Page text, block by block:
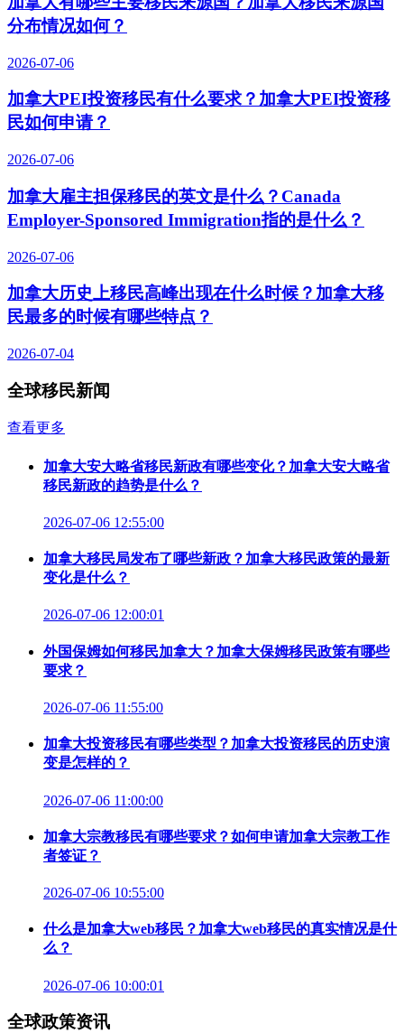
分布情况如何？
2026-07-06
加拿大PEI投资移民有什么要求？加拿大PEI投资移
民如何申请？
2026-07-06
加拿大雇主担保移民的英文是什么？Canada
Employer-Sponsored Immigration指的是什么？
2026-07-06
加拿大历史上移民高峰出现在什么时候？加拿大移
民最多的时候有哪些特点？
2026-07-04
全球移民新闻
查看更多
加拿大安大略省移民新政有哪些变化？加拿大安大略省
移民新政的趋势是什么？
2026-07-06 12:55:00
加拿大移民局发布了哪些新政？加拿大移民政策的最新
变化是什么？
2026-07-06 12:00:01
外国保姆如何移民加拿大？加拿大保姆移民政策有哪些
要求？
2026-07-06 11:55:00
加拿大投资移民有哪些类型？加拿大投资移民的历史演
变是怎样的？
2026-07-06 11:00:00
加拿大宗教移民有哪些要求？如何申请加拿大宗教工作
者签证？
2026-07-06 10:55:00
什么是加拿大web移民？加拿大web移民的真实情况是什
么？
2026-07-06 10:00:01
全球政策资讯